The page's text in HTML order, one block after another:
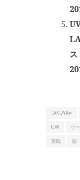
ス
TAKUYA∞
UW
ウ
克哉
彰